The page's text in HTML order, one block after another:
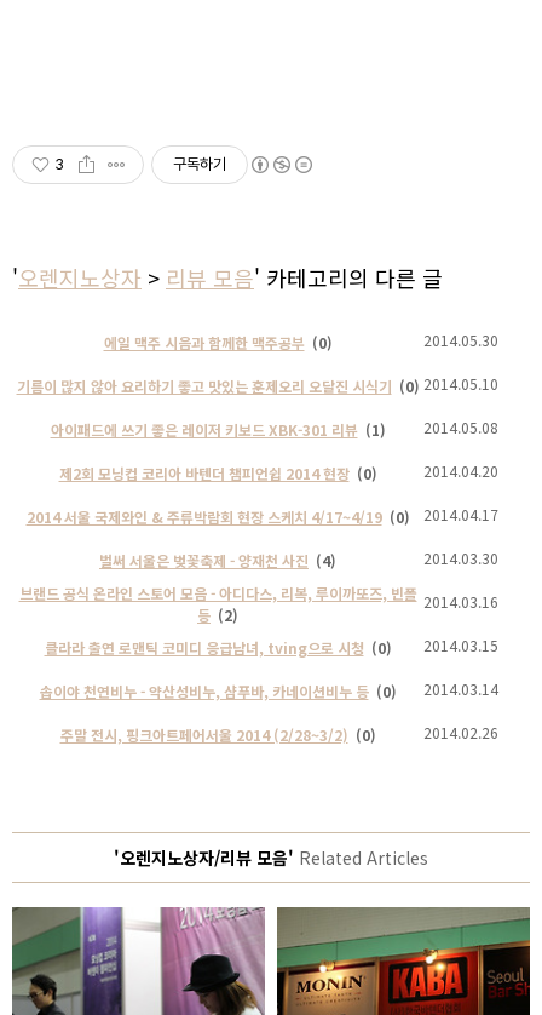
3 구독하기
'오렌지노상자 > 리뷰 모음' 카테고리의 다른 글
에일 맥주 시음과 함께한 맥주공부 (0) 2014.05.30
기름이 많지 않아 요리하기 좋고 맛있는 훈제오리 오달진 시식기 (0) 2014.05.10
아이패드에 쓰기 좋은 레이저 키보드 XBK-301 리뷰 (1) 2014.05.08
제2회 모닝컵 코리아 바텐더 챔피언쉽 2014 현장 (0) 2014.04.20
2014 서울 국제와인 & 주류박람회 현장 스케치 4/17~4/19 (0) 2014.04.17
벌써 서울은 벚꽃축제 - 양재천 사진 (4)
2014.03.30
브랜드 공식 온라인 스토어 모음 - 아디다스, 리복, 루이까또즈, 빈폴
등 (2)
2014.03.16
클라라 출연 로맨틱 코미디 응급남녀, tving으로 시청 (0) 2014.03.15
솝이야 천연비누 - 약산성비누, 샴푸바, 카네이션비누 등 (0) 2014.03.14
주말 전시, 핑크아트페어서울 2014 (2/28~3/2) (0) 2014.02.26
'오렌지노상자/리뷰 모음' Related Articles